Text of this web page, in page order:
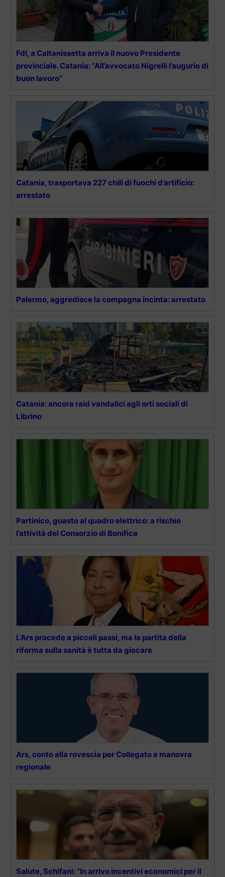
FdI, a Caltanissetta arriva il nuovo Presidente
provinciale. Catania: “All’avvocato Nigrelli l’augurio di
buon lavoro”
Catania, trasportava 227 chili di fuochi d’artificio:
arrestato
Palermo, aggredisce la compagna incinta: arrestato
Catania: ancora raid vandalici agli orti sociali di
Librino
Partinico, guasto al quadro elettrico: a rischio
l’attività del Consorzio di Bonifica
L’Ars procede a piccoli passi, ma la partita della
riforma sulla sanità è tutta da giocare
Ars, conto alla rovescia per Collegato e manovra
regionale
Salute, Schifani: “In arrivo incentivi economici per il